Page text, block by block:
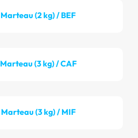
Marteau (2 kg) / BEF
Marteau (3 kg) / CAF
Marteau (3 kg) / MIF